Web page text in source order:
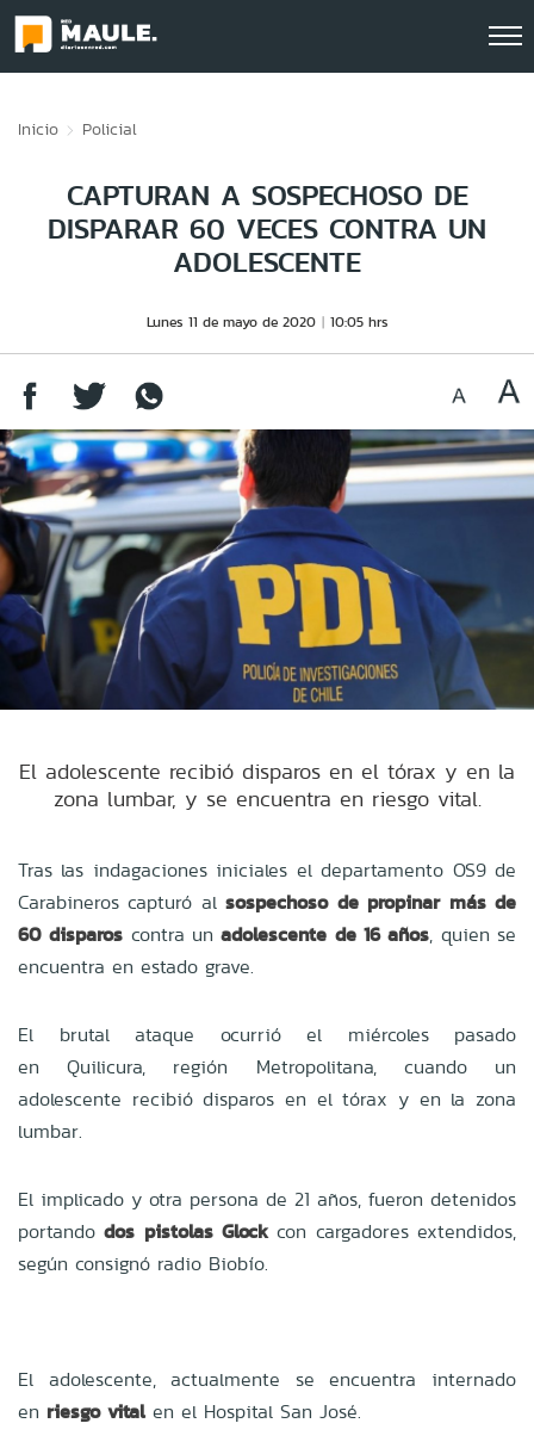
Inicio Policial
CAPTURAN A SOSPECHOSO DE
DISPARAR 60 VECES CONTRA UN
ADOLESCENTE
Lunes 11 de mayo de 2020 10:05 hrs
El adolescente recibió disparos en el tórax y en la
zona lumbar, y se encuentra en riesgo vital.
Tras las indagaciones iniciales el departamento OS9 de
Carabineros capturó alsospechoso de propinar más de
60 disparos contra unadolescente de 16 años, quien se
encuentra en estado grave.
El brutal ataque ocurrió el miércoles pasado
en Quilicura, región Metropolitana, cuando un
adolescente recibió disparos en el tórax y en la zona
lumbar.
El implicado y otra persona de 21 años, fueron detenidos
portandodos pistolas Glockcon cargadores extendidos,
según consignó radio Biobío.
El adolescente, actualmente se encuentra internado
en riesgo vital en el Hospital San José.